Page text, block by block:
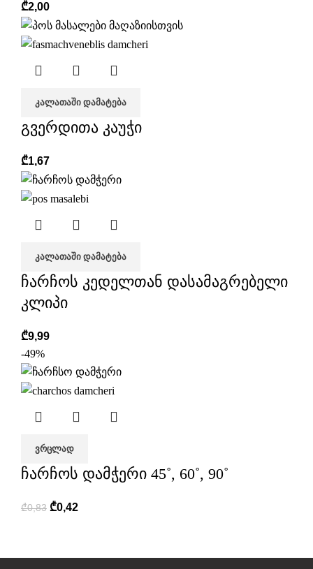
₾2,00
ᲙᲐᲚᲐᲗᲐᲨᲘ ᲓᲐᲛᲐᲢᲔᲑᲐ
გვერდითა კაუჭი
₾1,67
ᲙᲐᲚᲐᲗᲐᲨᲘ ᲓᲐᲛᲐᲢᲔᲑᲐ
ჩარჩოს კედელთან დასამაგრებელი
კლიპი
₾9,99
-49%
ᲕᲠᲪᲚᲐᲓ
ჩარჩოს დამჭერი 45˚, 60˚, 90˚
₾0,83 ₾0,42